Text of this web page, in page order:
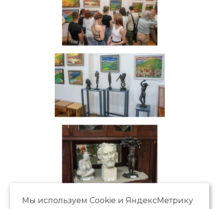
Мы используем Сookie и ЯндексМетрику